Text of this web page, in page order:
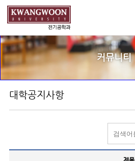
커뮤니티
대학공지사항